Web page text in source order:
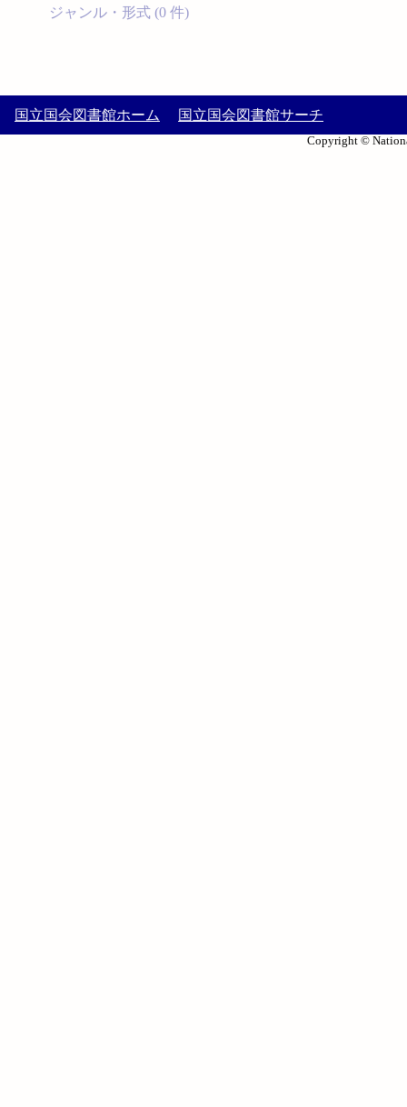
ジャンル・形式 (0 件)
国立国会図書館ホーム 国立国会図書館サーチ
Copyright ©